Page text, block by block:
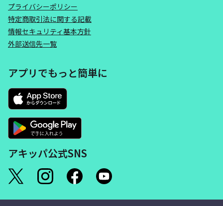
プライバシーポリシー
特定商取引法に関する記載
情報セキュリティ基本方針
外部送信先一覧
アプリでもっと簡単に
アキッパ公式SNS